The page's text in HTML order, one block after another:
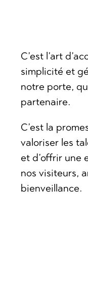
C’est l’art
simplicité et
notre porte,
partenaire.
C’est la
valoriser les
et d’offrir une
nos visiteurs,
bienveillance.